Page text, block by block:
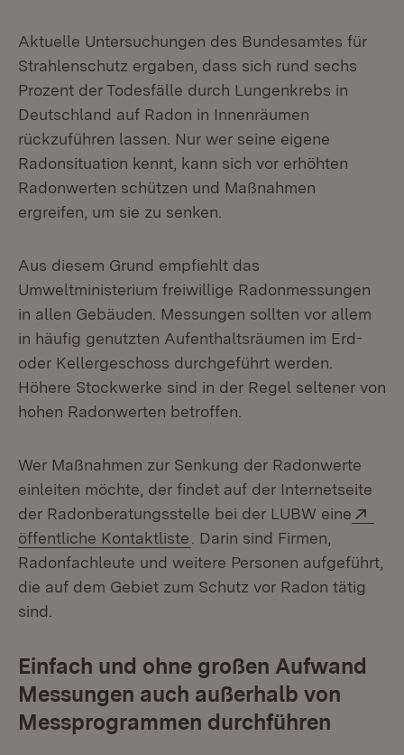
Aktuelle Untersuchungen des Bundesamtes für
Strahlenschutz ergaben, dass sich rund sechs
Prozent der Todesfälle durch Lungenkrebs in
Deutschland auf Radon in Innenräumen
rückzuführen lassen. Nur wer seine eigene
Radonsituation kennt, kann sich vor erhöhten
Radonwerten schützen und Maßnahmen
ergreifen, um sie zu senken.
Aus diesem Grund empfiehlt das
Umweltministerium freiwillige Radonmessungen
in allen Gebäuden. Messungen sollten vor allem
in häufig genutzten Aufenthaltsräumen im Erd-
oder Kellergeschoss durchgeführt werden.
Höhere Stockwerke sind in der Regel seltener von
hohen Radonwerten betroffen.
Wer Maßnahmen zur Senkung der Radonwerte
einleiten möchte, der findet auf der Internetseite
der Radonberatungsstelle bei der LUBW eine
öffentliche Kontaktliste (Öffnet in neuem Fenster)
. Darin sind Firmen,
Radonfachleute und weitere Personen aufgeführt,
die auf dem Gebiet zum Schutz vor Radon tätig
sind.
Einfach und ohne großen Aufwand
Messungen auch außerhalb von
Messprogrammen durchführen